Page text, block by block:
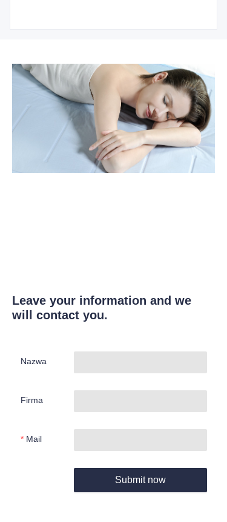
Leave your information and we
will contact you.
Nazwa
Firma
Mail
Submit now